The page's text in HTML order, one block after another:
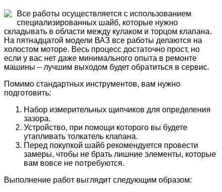
Все работы осуществляется с использованием
специализированных шайб, которые нужно
складывать в области между кулаком и торцом клапана.
На пятнадцатой модели ВАЗ все работы делаются на
холостом моторе. Весь процесс достаточно прост, но
если у вас нет даже минимального опыта в ремонте
машины – лучшим выходом будет обратиться в сервис.
Помимо стандартных инструментов, вам нужно
подготовить:
Набор измерительных щипчиков для определения
зазора.
Устройство, при помощи которого вы будете
утапливать толкатель клапана.
Перед покупкой шайб рекомендуется провести
замеры, чтобы не брать лишние элементы, которые
вам вовсе не потребуются.
Выполнение работ выглядит следующим образом: